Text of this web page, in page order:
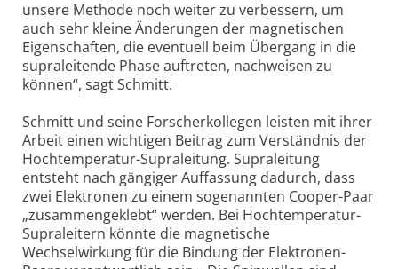
unsere Methode noch weiter zu verbessern, um
auch sehr kleine Änderungen der magnetischen
Eigenschaften, die eventuell beim Übergang in die
supraleitende Phase auftreten, nachweisen zu
können“, sagt Schmitt.
Schmitt und seine Forscherkollegen leisten mit ihrer
Arbeit einen wichtigen Beitrag zum Verständnis der
Hochtemperatur-Supraleitung. Supraleitung
entsteht nach gängiger Auffassung dadurch, dass
zwei Elektronen zu einem sogenannten Cooper-Paar
„zusammengeklebt“ werden. Bei Hochtemperatur-
Supraleitern könnte die magnetische
Wechselwirkung für die Bindung der Elektronen-